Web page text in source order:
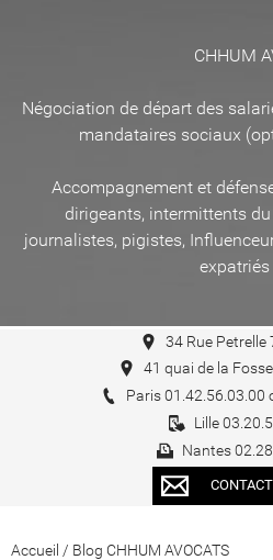
CHHUM
Négociation de départ des
mandataires sociaux
Accompagnement et
dirigeants, intermittents
journalistes, pigistes,
34 Rue Petrelle
41 quai de la
Paris 01.42.56.03.00
Lille
Nantes
Accueil / Blog CHHUM AVOCATS